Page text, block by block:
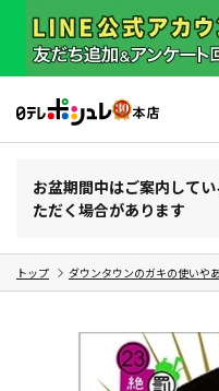
お盆期間中はご案内して
ただく場合があります
トップ ダウンタウンのガキの使いや